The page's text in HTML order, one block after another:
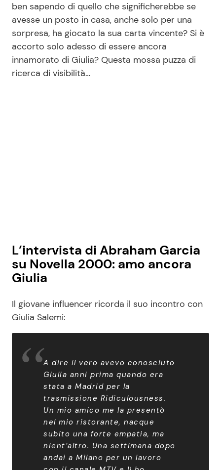
Privacy Policy
ben sapendo di quello che significherebbe se
avesse un posto in casa, anche solo per una
sorpresa, ha giocato la sua carta vincente? Si è
accorto solo adesso di essere ancora
innamorato di Giulia? Questa mossa puzza di
ricerca di visibilità…
L’intervista di Abraham Garcia
su Novella 2000: amo ancora
Giulia
Il giovane influencer ricorda il suo incontro con
Giulia Salemi:
A dire il vero avevo conosciuto
Giulia anni prima quando era
stata a Madrid per la
trasmissione Ridiculousness.
Un mio amico me la presentò
nel mio ristorante, nacque
subito una forte empatia, ma
nient’altro. Una settimana dopo
andai a Milano per un lavoro